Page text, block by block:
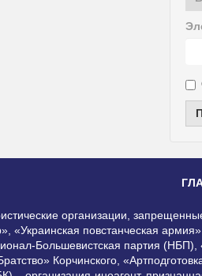
организации,
«Украинская повстанческая
Большевистская партия
Корчинского,